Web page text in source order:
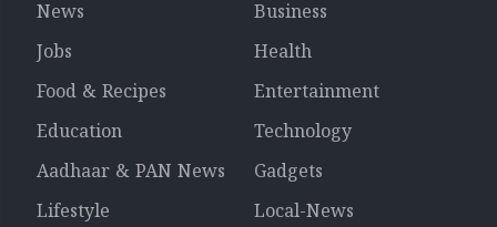
News
Business
Jobs
Health
Food & Recipes
Entertainment
Education
Technology
Aadhaar & PAN News
Gadgets
Lifestyle
Local-News